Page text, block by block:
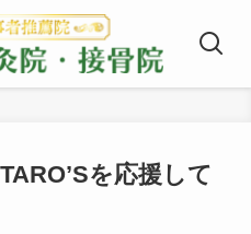
を応援して